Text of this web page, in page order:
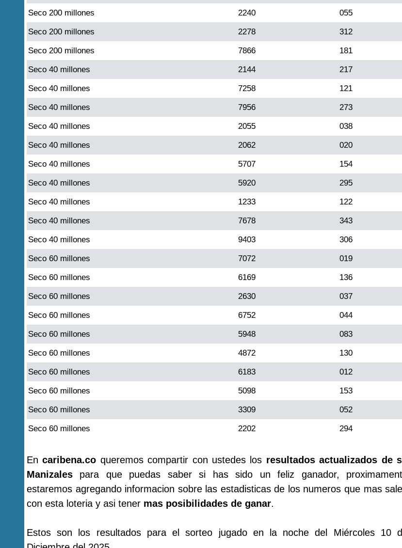
Seco 200 millones 2240 055
Seco 200 millones 2278 312
Seco 200 millones 7866 181
Seco 40 millones 2144 217
Seco 40 millones 7258 121
Seco 40 millones 7956 273
Seco 40 millones 2055 038
Seco 40 millones 2062 020
Seco 40 millones 5707 154
Seco 40 millones 5920 295
Seco 40 millones 1233 122
Seco 40 millones 7678 343
Seco 40 millones 9403 306
Seco 60 millones 7072 019
Seco 60 millones 6169 136
Seco 60 millones 2630 037
Seco 60 millones 6752 044
Seco 60 millones 5948 083
Seco 60 millones 4872 130
Seco 60 millones 6183 012
Seco 60 millones 5098 153
Seco 60 millones 3309 052
Seco 60 millones 2202 294
Encaribena.co queremos compartir con ustedes los resultados actualizados de
Manizales para que puedas saber si has sido un feliz ganador,
estaremos agregando informacion sobre las estadisticas de los numeros que mas
con esta loteria y asi tener mas posibilidades de ganar.
Estos son los resultados para el sorteo jugado en la noche del Miércoles 10